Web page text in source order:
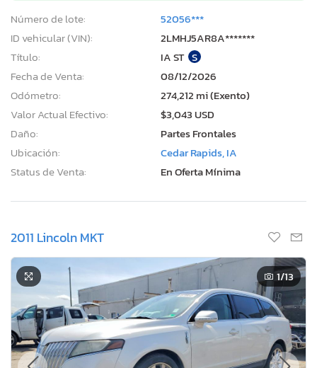
Número de lote:
52056***
ID vehicular (VIN):
2LMHJ5AR8A*******
Título:
IA ST S
Fecha de Venta:
08/12/2026
Odómetro:
274,212 mi (Exento)
Valor Actual Efectivo:
$3,043 USD
Daño:
Partes Frontales
Ubicación:
Cedar Rapids, IA
Status de Venta:
En Oferta Mínima
2011 Lincoln MKT
1/13